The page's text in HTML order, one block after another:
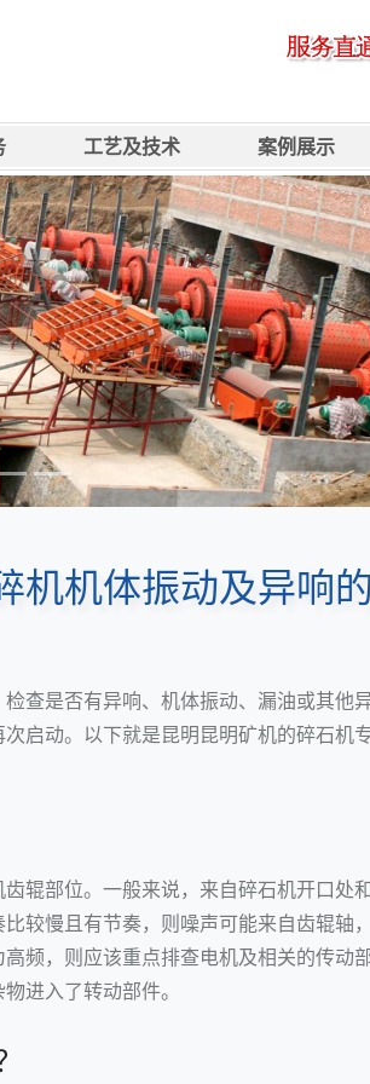
工艺及技术 案例展示
机机体振动及异响
查是否有异响、机体振动、漏油或其他
启动。以下就是昆明昆明矿机的碎石机
辊部位。一般来说，来自碎石机开口处
较慢且有节奏，则噪声可能来自齿辊轴
频，则应该重点排查电机及相关的传动
进入了转动部件。